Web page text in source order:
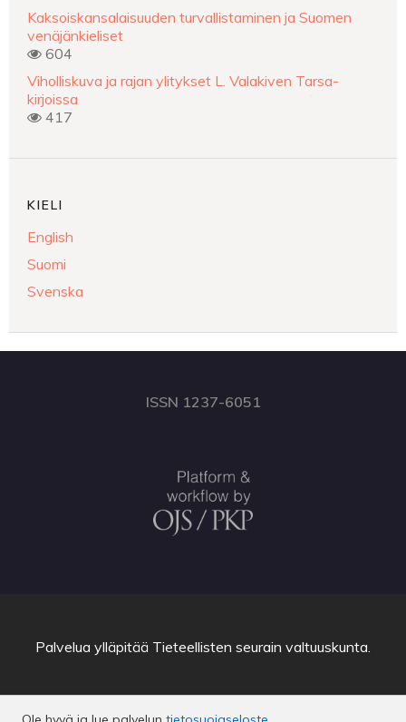
Kaksoiskansalaisuuden turvallistaminen ja Suomen
venäjänkieliset
604
Viholliskuva ja rajan ylitykset L. Valakiven Tarsa-
kirjoissa
417
KIELI
English
Suomi
Svenska
ISSN 1237-6051
Palvelua ylläpitää Tieteellisten seurain valtuuskunta